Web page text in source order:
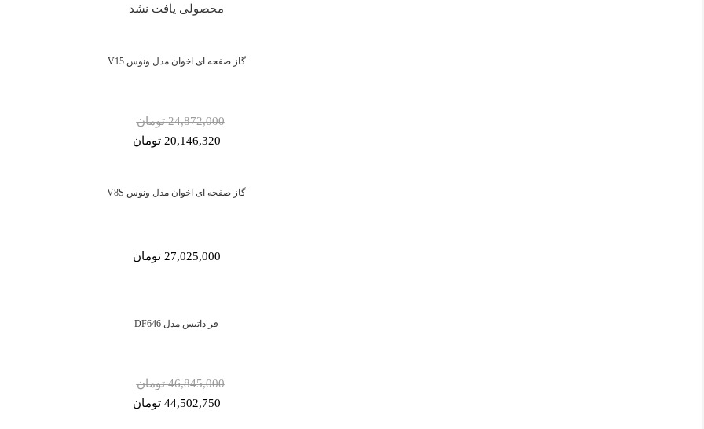
محصولی یافت نشد
گاز صفحه ای اخوان مدل ونوس V15
24,872,000 تومان
20,146,320 تومان
گاز صفحه ای اخوان مدل ونوس V8S
27,025,000 تومان
فر داتیس مدل DF646
46,845,000 تومان
44,502,750 تومان